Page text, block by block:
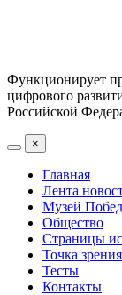
Функционирует
цифрового
Российской
×
Главная
Лента
Музей
Общество
Страницы
Точка зрения
Тесты
Контакты